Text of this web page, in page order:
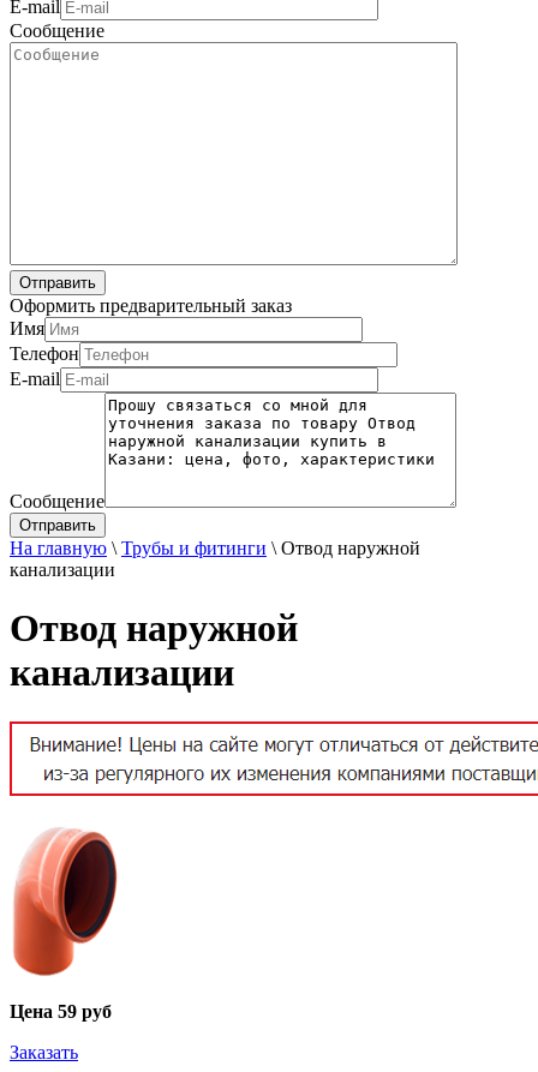
E-mail
Сообщение
Оформить предварительный заказ
Имя
Телефон
E-mail
Сообщение
На главную \ Трубы и фитинги \ Отвод наружной
канализации
Отвод наружной
канализации
Цена 59 руб
Заказать